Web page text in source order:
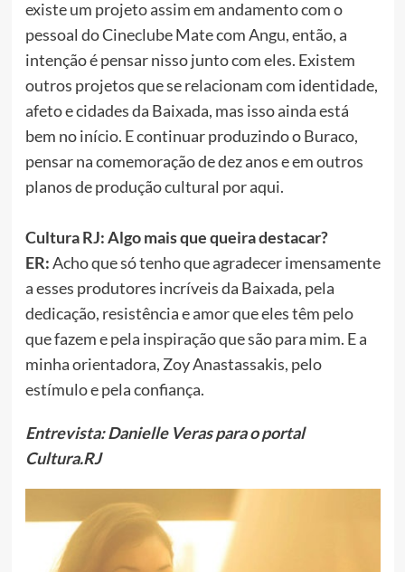
existe um projeto assim em andamento com o
pessoal do Cineclube Mate com Angu, então, a
intenção é pensar nisso junto com eles. Existem
outros projetos que se relacionam com identidade,
afeto e cidades da Baixada, mas isso ainda está
bem no início. E continuar produzindo o Buraco,
pensar na comemoração de dez anos e em outros
planos de produção cultural por aqui.
Cultura RJ: Algo mais que queira destacar?
ER:Acho que só tenho que agradecer imensamente
a esses produtores incríveis da Baixada, pela
dedicação, resistência e amor que eles têm pelo
que fazem e pela inspiração que são para mim. E a
minha orientadora, Zoy Anastassakis, pelo
estímulo e pela confiança.
Entrevista: Danielle Veras para o portal
Cultura.RJ